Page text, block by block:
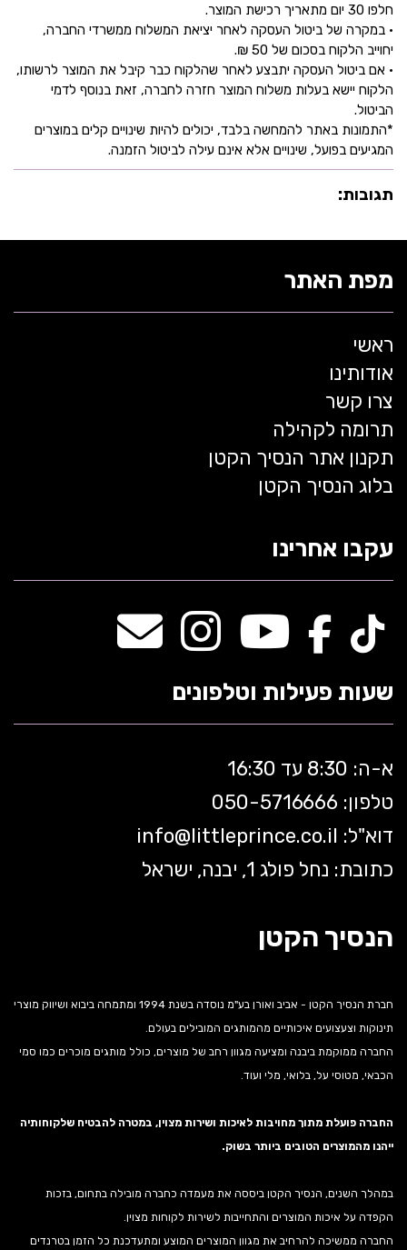
חלפו 30 יום מתאריך רכישת המוצר.
• במקרה של ביטול העסקה לאחר יציאת המשלוח ממשרדי החברה,
יחוייב הלקוח בסכום של 50 ₪.
• אם ביטול העסקה יתבצע לאחר שהלקוח כבר קיבל את המוצר לרשותו,
הלקוח יישא בעלות משלוח המוצר חזרה לחברה, זאת בנוסף לדמי
הביטול.
*התמונות באתר להמחשה בלבד, יכולים להיות שינויים קלים במוצרים
המגיעים בפועל, שינויים אלא אינם עילה לביטול הזמנה.
תגובות:
מפת האתר
ראשי
אודותינו
צרו קשר
תרומה לקהילה
תקנון אתר הנסיך הקטן
בלוג הנסיך הקטן
עקבו אחרינו
שעות פעילות וטלפונים
א-ה: 8:30 עד 16:30
טלפון: 050-5 716666
דוא"ל:
info@littleprince.co.il
כתובת: נחל פולג 1, יבנה, ישראל
הנסיך הקטן
חברת הנסיך הקטן - אביב ואורן בע"מ נוסדה בשנת 1994 ומתמחה ביבוא ושיווק מוצרי
תינוקות וצעצועים איכותיים מהמותגים המובילים בעולם.
החברה ממוקמת ביבנה ומציעה מגוון רחב של מוצרים, כולל מותגים מוכרים כמו סמי
הכבאי, מטוסי על, בלואי, מלי ועוד.
החברה פועלת מתוך מחויבות לאיכות ושירות מצוין, במטרה להבטיח שלקוחותיה
ייהנו מהמוצרים הטובים ביותר בשוק.
במהלך השנים, הנסיך הקטן ביססה את מעמדה כחברה מובילה בתחום, בזכות
הקפדה על איכות המוצרים והתחייבות לשירות לקוחות מצוין.
החברה ממשיכה להרחיב את מגוון המוצרים המוצע ומתעדכנת כל הזמן בטרנדים